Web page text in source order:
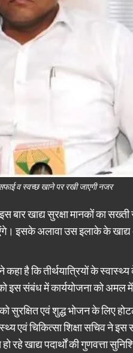
सफाई व स्वच्छ खाने पर रखी जाएगी नजर
बार खाद्य सुरक्षा मानकों का
इसके अलावा उस इलाके के खाद्य
है कि तीर्थयात्रियों के
इस संबंध में कार्ययोजना को अमल
सुरक्षित एवं शुद्ध भोजन के लिए
एवं चिकित्सा शिक्षा सचिव ने
रहे खाद्य पदार्थों की गुणवत्ता